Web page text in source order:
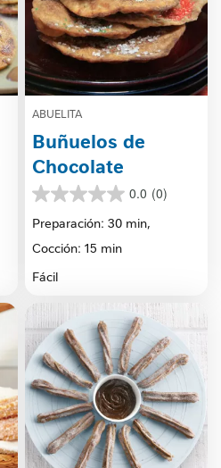
ABUELITA
Buñuelos de
Chocolate
0.0 (0)
0.0
de
5
estrellas.
Preparación: 30 min,
Cocción: 15 min
Fácil